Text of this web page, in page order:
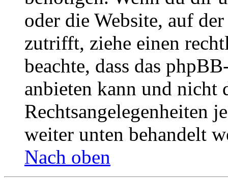
oder die Website, auf
zutrifft, ziehe einen
beachte, dass das
anbieten kann und nicht
Rechtsangelegenheiten
weiter unten behandelt
Nach oben